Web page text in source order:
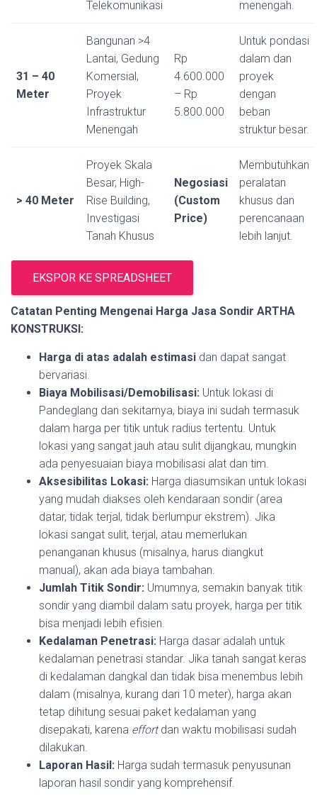
Telekomunikasi menengah.
31 – 40
Meter
Bangunan >4
Lantai, Gedung
Komersial,
Proyek
Infrastruktur
Menengah
Rp
4.600.000
– Rp
5.800.000
Untuk pondasi
dalam dan
proyek
dengan
beban
struktur besar.
> 40 Meter
Proyek Skala
Besar, High-
Rise Building,
Investigasi
Tanah Khusus
Negosiasi
(Custom
Price)
Membutuhkan
peralatan
khusus dan
perencanaan
lebih lanjut.
EKSPOR KE SPREADSHEET
Catatan Penting Mengenai Harga Jasa Sondir ARTHA
KONSTRUKSI:
Harga di atas adalah estimasi dan dapat sangat
bervariasi.
Biaya Mobilisasi/Demobilisasi: Untuk lokasi di
Pandeglang dan sekitarnya, biaya ini sudah termasuk
dalam harga per titik untuk radius tertentu. Untuk
lokasi yang sangat jauh atau sulit dijangkau, mungkin
ada penyesuaian biaya mobilisasi alat dan tim.
Aksesibilitas Lokasi: Harga diasumsikan untuk lokasi
yang mudah diakses oleh kendaraan sondir (area
datar, tidak terjal, tidak berlumpur ekstrem). Jika
lokasi sangat sulit, terjal, atau memerlukan
penanganan khusus (misalnya, harus diangkut
manual), akan ada biaya tambahan.
Jumlah Titik Sondir: Umumnya, semakin banyak titik
sondir yang diambil dalam satu proyek, harga per titik
bisa menjadi lebih efisien.
Kedalaman Penetrasi: Harga dasar adalah untuk
kedalaman penetrasi standar. Jika tanah sangat keras
di kedalaman dangkal dan tidak bisa menembus lebih
dalam (misalnya, kurang dari 10 meter), harga akan
tetap dihitung sesuai paket kedalaman yang
disepakati, karena effortdan waktu mobilisasi sudah
dilakukan.
Laporan Hasil: Harga sudah termasuk penyusunan
laporan hasil sondir yang komprehensif.